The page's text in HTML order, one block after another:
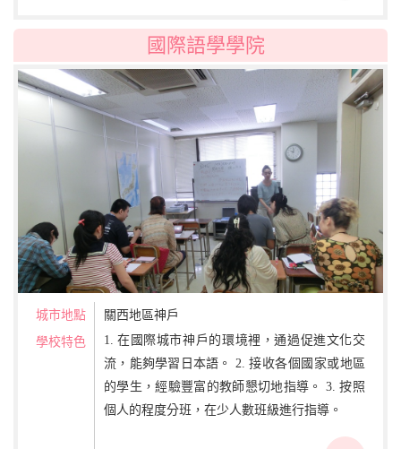
國際語學學院
城市地點
關西地區神戶
學校特色
1. 在國際城市神戶的環境裡，通過促進文化交
流，能夠學習日本語。 2. 接收各個國家或地區
的學生，經驗豐富的教師懇切地指導。 3. 按照
個人的程度分班，在少人數班級進行指導。